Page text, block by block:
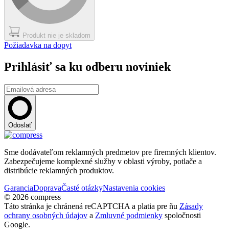
Produkt nie je skladom
Požiadavka na dopyt
Prihlásiť sa ku odberu noviniek
Odoslať
Sme dodávateľom reklamných predmetov pre firemných klientov.
Zabezpečujeme komplexné služby v oblasti výroby, potlače a
distribúcie reklamných produktov.
GaranciaDopravaČasté otázkyNastavenia cookies
© 2026 compress
Táto stránka je chránená reCAPTCHA a platia pre ňu Zásady
ochrany osobných údajov a Zmluvné podmienky spoločnosti
Google.